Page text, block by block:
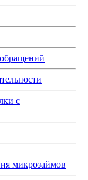
с
микрозаймов